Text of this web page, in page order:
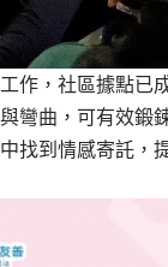
作，社區據點已
彎曲，可有效鍛
找到情感寄託，